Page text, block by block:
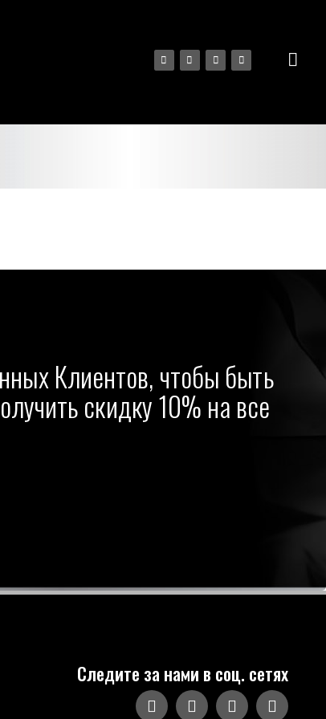
Клиентов, чтобы быть
скидку 10% на все
Следите за нами в соц. сетях